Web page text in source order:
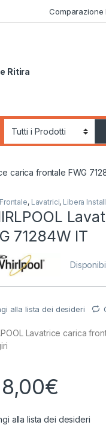
Comparazione
Ritira
carica frontale FWG
, Lavatrici, Libera
71284W IT
alla lista dei desideri
Lavatrice carica
€
alla lista dei desideri